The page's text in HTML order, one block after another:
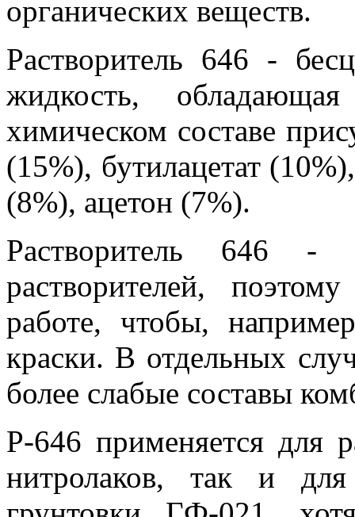
органических веществ.
Растворитель 646 -
жидкость,
химическом составе
(15%), бутилацетат
(8%), ацетон (7%).
Растворитель 646
растворителей,
работе, чтобы,
краски. В отдельных
более слабые составы
Р-646 применяется для
нитролаков, так и